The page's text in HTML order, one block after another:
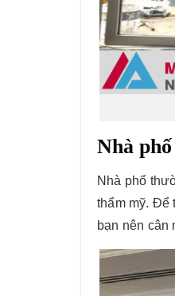
Nhà
Nhà phố
thẩm mỹ. Để
bạn nên cân